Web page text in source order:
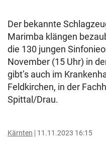
Der bekannte
Marimba klängen
die 130 jungen
November (15 Uhr) in
gibt’s auch im
Feldkirchen, in der
Spittal/Drau.
Kärnten 11.11.2023 16:15